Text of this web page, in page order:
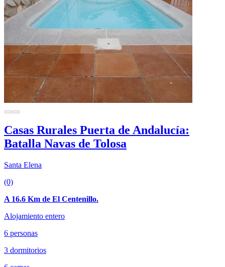
Casas Rurales Puerta de Andalucía:
Batalla Navas de Tolosa
Santa Elena
(0)
A 16.6 Km de El Centenillo.
Alojamiento entero
6 personas
3 dormitorios